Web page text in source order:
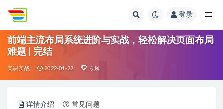
登录
前端主流布局系统进阶与实战，轻松解决页面布局
难题 | 完结
某课实战 2022-01-22 专属
详情介绍 常见问题